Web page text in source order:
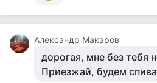
Александр Макаров
дорогая, мне без тебя
Приезжай, будем